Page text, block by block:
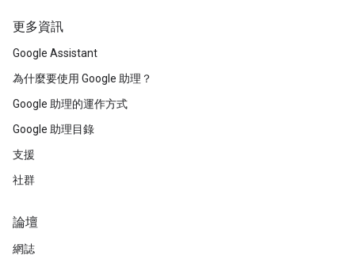
更多資訊
Google Assistant
為什麼要使用 Google 助理？
Google 助理的運作方式
Google 助理目錄
支援
社群
論壇
網誌